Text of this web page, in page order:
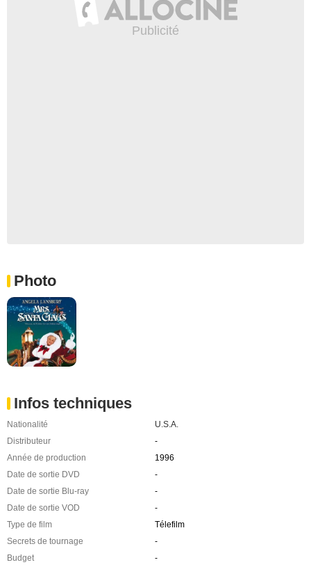
Photo
Infos techniques
Nationalité
U.S.A.
Distributeur
-
Année de production
1996
Date de sortie DVD
-
Date de sortie Blu-ray
-
Date de sortie VOD
-
Type de film
Télefilm
Secrets de tournage
-
Budget
-